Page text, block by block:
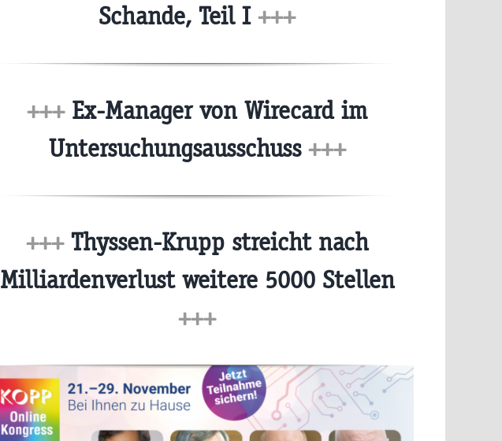
Schande, Teil I +++
+++Ex-Manager von Wirecard im
Untersuchungsausschuss +++
+++Thyssen-Krupp streicht nach
Milliardenverlust weitere 5000 Stellen
+++